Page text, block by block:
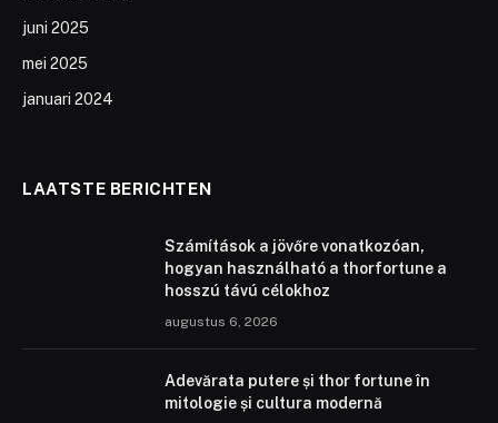
juni 2025
mei 2025
januari 2024
LAATSTE BERICHTEN
Számítások a jövőre vonatkozóan,
hogyan használható a thorfortune a
hosszú távú célokhoz
augustus 6, 2026
Adevărata putere și thor fortune în
mitologie și cultura modernă